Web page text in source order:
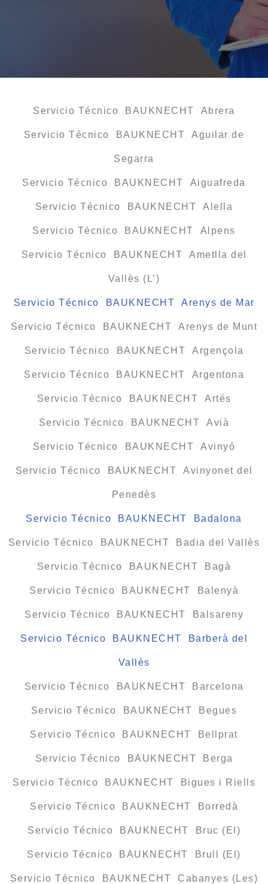
Servicio Técnico BAUKNECHT Abrera
Servicio Técnico BAUKNECHT Aguilar de
Segarra
Servicio Técnico BAUKNECHT Aiguafreda
Servicio Técnico BAUKNECHT Alella
Servicio Técnico BAUKNECHT Alpens
Servicio Técnico BAUKNECHT Ametlla del
Vallès (L’)
Servicio Técnico BAUKNECHT Arenys de Mar
Servicio Técnico BAUKNECHT Arenys de Munt
Servicio Técnico BAUKNECHT Argençola
Servicio Técnico BAUKNECHT Argentona
Servicio Técnico BAUKNECHT Artés
Servicio Técnico BAUKNECHT Avià
Servicio Técnico BAUKNECHT Avinyó
Servicio Técnico BAUKNECHT Avinyonet del
Penedès
Servicio Técnico BAUKNECHT Badalona
Servicio Técnico BAUKNECHT Badia del Vallès
Servicio Técnico BAUKNECHT Bagà
Servicio Técnico BAUKNECHT Balenyà
Servicio Técnico BAUKNECHT Balsareny
Servicio Técnico BAUKNECHT Barberà del
Vallès
Servicio Técnico BAUKNECHT Barcelona
Servicio Técnico BAUKNECHT Begues
Servicio Técnico BAUKNECHT Bellprat
Servicio Técnico BAUKNECHT Berga
Servicio Técnico BAUKNECHT Bigues i Riells
Servicio Técnico BAUKNECHT Borredà
Servicio Técnico BAUKNECHT Bruc (El)
Servicio Técnico BAUKNECHT Brull (El)
Servicio Técnico BAUKNECHT Cabanyes (Les)